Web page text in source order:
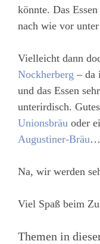
könnte. Das
nach wie vor
Vielleicht dann
Nockherberg – da
und das Essen
unterirdisch.
Unionsbräu oder
Augustiner-Bräu…
Na, wir werden
Viel Spaß beim
Themen in